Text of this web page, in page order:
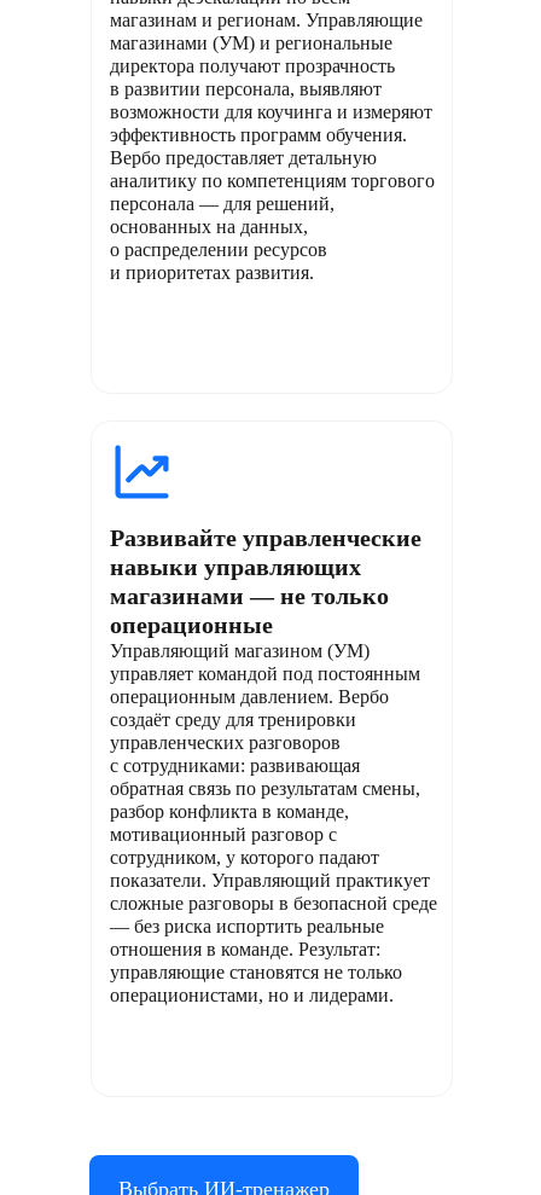
Развивайте управленческие
навыки управляющих
магазинами — не только
операционные
Управляющий магазином (УМ)
управляет командой под постоянным
операционным давлением. Вербо
создаёт среду для тренировки
управленческих разговоров
с сотрудниками: развивающая
обратная связь по результатам смены,
разбор конфликта в команде,
мотивационный разговор с
сотрудником, у которого падают
показатели. Управляющий практикует
сложные разговоры в безопасной среде
— без риска испортить реальные
отношения в команде. Результат:
управляющие становятся не только
операционистами, но и лидерами.
магазинам и регионам. Управляющие
магазинами (УМ) и региональные
директора получают прозрачность
в развитии персонала, выявляют
возможности для коучинга и измеряют
эффективность программ обучения.
Вербо предоставляет детальную
аналитику по компетенциям торгового
персонала — для решений,
основанных на данных,
о распределении ресурсов
и приоритетах развития.
Выбрать ИИ-тренажер